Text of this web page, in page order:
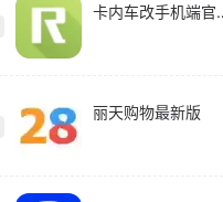
卡内车
丽天购物最新版